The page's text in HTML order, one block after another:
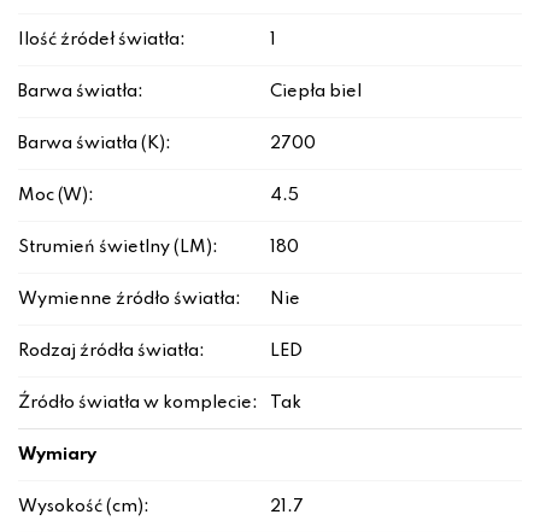
Ilość źródeł światła:
Barwa światła: Ciepła biel
Barwa światła (K): 2700
Moc (W): 4.5
Strumień świetlny (LM): 180
Wymienne źródło światła: Nie
Rodzaj źródła światła: LED
Źródło światła w komplecie: Tak
Wymiary
Wysokość (cm): 21.7